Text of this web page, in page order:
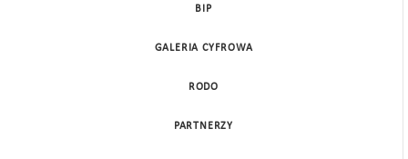
BIP
GALERIA CYFROWA
RODO
PARTNERZY